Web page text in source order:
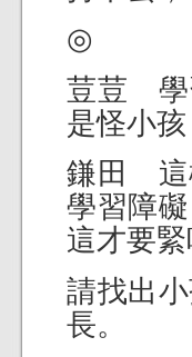
◎
荳荳 學
是怪小孩
鎌田 這
學習障
這才要緊
請找出
長。